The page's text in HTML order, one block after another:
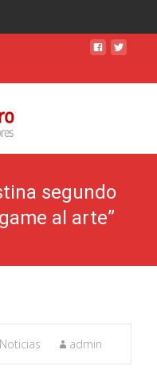
segundo
al arte”
Noticias admin